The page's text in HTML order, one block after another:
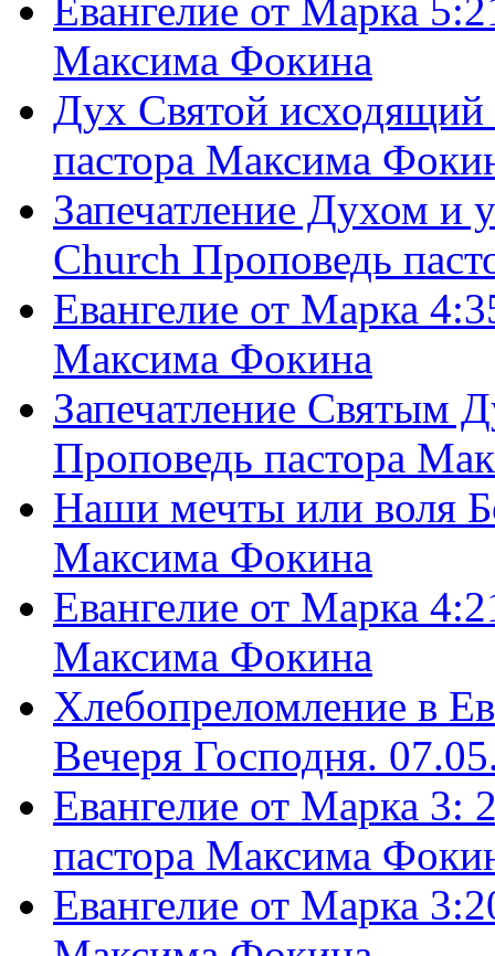
Евангелие от Марка
Максима Фокина
Дух Святой
пастора Максима
Запечатление Духом и
Church Проповедь
Евангелие от Марка
Максима Фокина
Запечатление Святым
Проповедь пастора
Наши мечты или воля
Максима Фокина
Евангелие от Марка
Максима Фокина
Хлебопреломление в
Вечеря Господня.
Евангелие от Марка 3:
пастора Максима
Евангелие от Марка